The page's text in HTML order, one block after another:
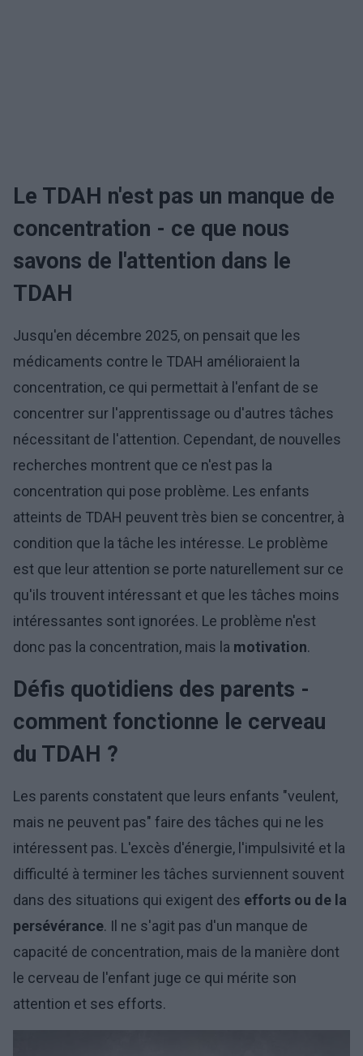
Le TDAH n'est pas un manque de
concentration - ce que nous
savons de l'attention dans le
TDAH
Jusqu'en décembre 2025, on pensait que les
médicaments contre le TDAH amélioraient la
concentration, ce qui permettait à l'enfant de se
concentrer sur l'apprentissage ou d'autres tâches
nécessitant de l'attention. Cependant, de nouvelles
recherches montrent que ce n'est pas la
concentration qui pose problème. Les enfants
atteints de TDAH peuvent très bien se concentrer, à
condition que la tâche les intéresse. Le problème
est que leur attention se porte naturellement sur ce
qu'ils trouvent intéressant et que les tâches moins
intéressantes sont ignorées. Le problème n'est
donc pas la concentration, mais la motivation.
Défis quotidiens des parents -
comment fonctionne le cerveau
du TDAH ?
Les parents constatent que leurs enfants "veulent,
mais ne peuvent pas" faire des tâches qui ne les
intéressent pas. L'excès d'énergie, l'impulsivité et la
difficulté à terminer les tâches surviennent souvent
dans des situations qui exigent des efforts ou de la
persévérance. Il ne s'agit pas d'un manque de
capacité de concentration, mais de la manière dont
le cerveau de l'enfant juge ce qui mérite son
attention et ses efforts.